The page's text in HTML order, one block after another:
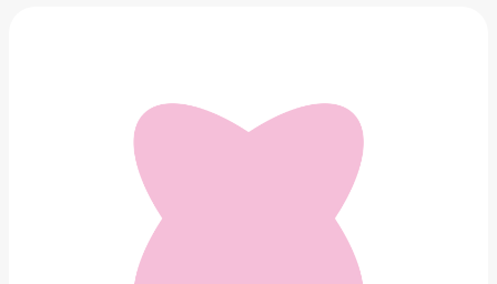
Подушка Винси Cozy Ginger